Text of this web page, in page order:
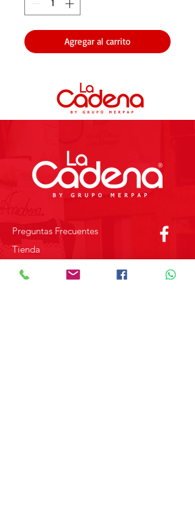
Agregar al carrito
Preguntas Frecuentes
Tienda
Sobre Nosotros